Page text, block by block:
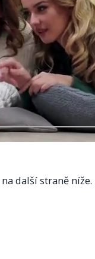
další straně níže.